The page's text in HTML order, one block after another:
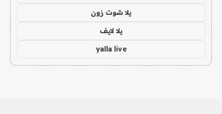
يلا شوت زون
يلا لايف
yalla live